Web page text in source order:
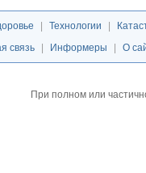
| Технологии |
связь | Информеры | О
При полном или